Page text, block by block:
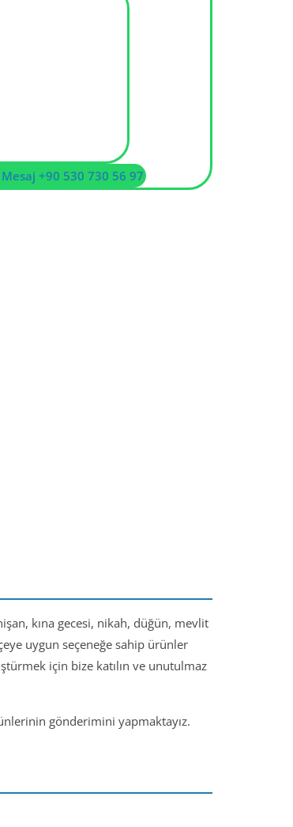
Mesaj +90 530 730 56 97
kına gecesi, nikah, düğün, mevlit
uygun seçeneğe sahip ürünler
için bize katılın ve unutulmaz
gönderimini yapmaktayız.